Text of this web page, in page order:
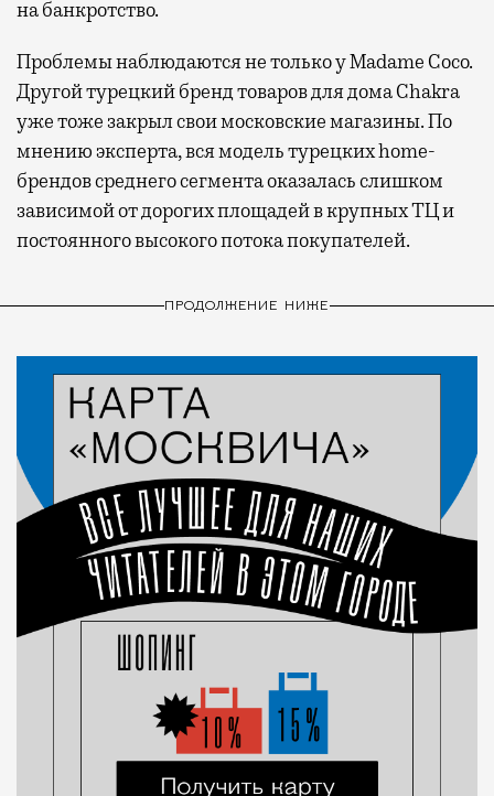
на банкротство.
Проблемы наблюдаются не только у Madame Coco.
Другой турецкий бренд товаров для дома Chakra
уже тоже закрыл свои московские магазины. По
мнению эксперта, вся модель турецких home-
брендов среднего сегмента оказалась слишком
зависимой от дорогих площадей в крупных ТЦ и
постоянного высокого потока покупателей.
ПРОДОЛЖЕНИЕ НИЖЕ